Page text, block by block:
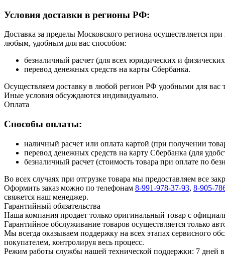
Условия доставки в регионы РФ:
Доставка за пределы Московского региона осуществляется
любым, удобным для вас способом:
безналичный расчет (для всех юридических и
перевод денежных средств на карты Сбербанка.
Осуществляем доставку в любой регион РФ удобными для
Иные условия обсуждаются индивидуально.
Оплата
Способы оплаты:
наличный расчет или оплата картой (при получении
перевод денежных средств на карту Сбербанка (для
безналичный расчет (стоимость товара при оплате по
Во всех случаях при отгрузке товара мы предоставляем все
Оформить заказ можно по телефонам 8-991-978-37-93, 8-905-
свяжется наш менеджер.
Гарантийный обязательства
Наша компания продает только оригинальный товар с
Гарантийное обслуживание товаров осуществляется только
Мы всегда оказываем поддержку на всех этапах сервисного
покупателем, контролируя весь процесс.
Режим работы службы нашей технической поддержки: 7 дней